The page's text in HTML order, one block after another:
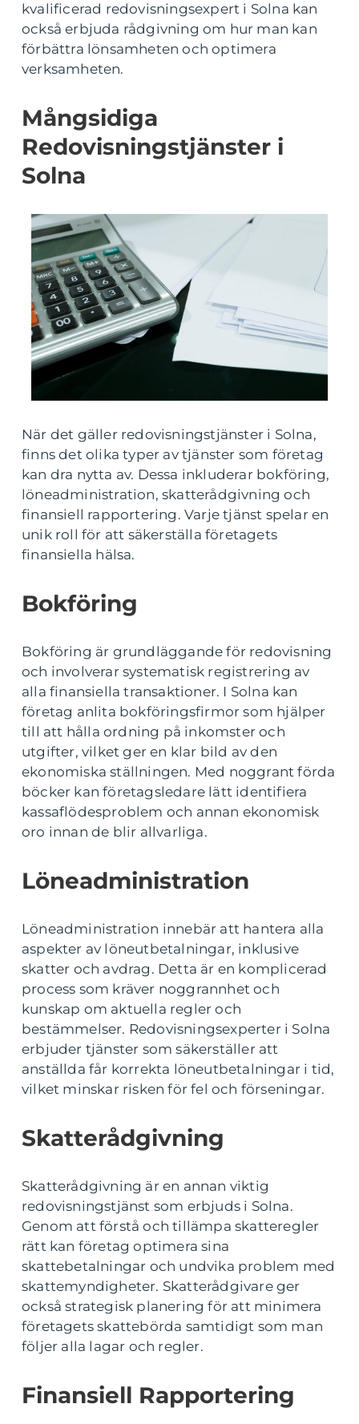
kvalificerad redovisningsexpert i Solna kan
också erbjuda rådgivning om hur man kan
förbättra lönsamheten och optimera
verksamheten.
Mångsidiga
Redovisningstjänster i
Solna
När det gäller redovisningstjänster i Solna,
finns det olika typer av tjänster som företag
kan dra nytta av. Dessa inkluderar bokföring,
löneadministration, skatterådgivning och
finansiell rapportering. Varje tjänst spelar en
unik roll för att säkerställa företagets
finansiella hälsa.
Bokföring
Bokföring är grundläggande för redovisning
och involverar systematisk registrering av
alla finansiella transaktioner. I Solna kan
företag anlita bokföringsfirmor som hjälper
till att hålla ordning på inkomster och
utgifter, vilket ger en klar bild av den
ekonomiska ställningen. Med noggrant förda
böcker kan företagsledare lätt identifiera
kassaflödesproblem och annan ekonomisk
oro innan de blir allvarliga.
Löneadministration
Löneadministration innebär att hantera alla
aspekter av löneutbetalningar, inklusive
skatter och avdrag. Detta är en komplicerad
process som kräver noggrannhet och
kunskap om aktuella regler och
bestämmelser. Redovisningsexperter i Solna
erbjuder tjänster som säkerställer att
anställda får korrekta löneutbetalningar i tid,
vilket minskar risken för fel och förseningar.
Skatterådgivning
Skatterådgivning är en annan viktig
redovisningstjänst som erbjuds i Solna.
Genom att förstå och tillämpa skatteregler
rätt kan företag optimera sina
skattebetalningar och undvika problem med
skattemyndigheter. Skatterådgivare ger
också strategisk planering för att minimera
företagets skattebörda samtidigt som man
följer alla lagar och regler.
Finansiell Rapportering